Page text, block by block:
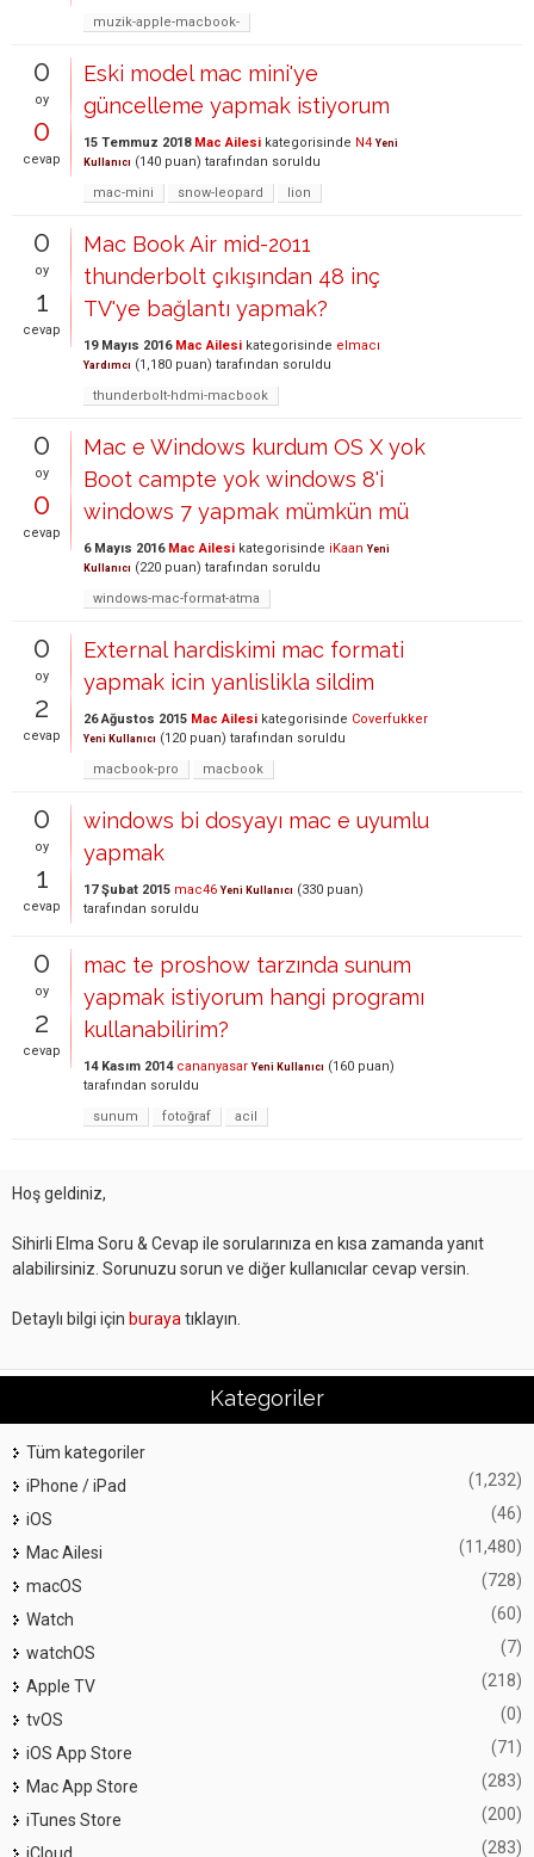
muzik-apple-macbook-
0
oy
0
cevap
Eski model mac mini'ye
güncelleme yapmak istiyorum
15 Temmuz 2018 Mac Ailesi kategorisinde N4 Yeni
Kullanıcı (140 puan) tarafından soruldu
mac-mini
snow-leopard lion
0
oy
1
cevap
Mac Book Air mid-2011
thunderbolt çıkışından 48 inç
TV'ye bağlantı yapmak?
19 Mayıs 2016 Mac Ailesi kategorisinde elmacı
Yardımcı (1,180 puan) tarafından soruldu
thunderbolt-hdmi-macbook
0
oy
0
cevap
Mac e Windows kurdum OS X yok
Boot campte yok windows 8'i
windows 7 yapmak mümkün mü
6 Mayıs 2016 Mac Ailesi kategorisinde iKaan Yeni
Kullanıcı (220 puan) tarafından soruldu
windows-mac-format-atma
0
oy
2
cevap
External hardiskimi mac formati
yapmak icin yanlislikla sildim
26 Ağustos 2015 Mac Ailesi kategorisinde Coverfukker
Yeni Kullanıcı (120 puan) tarafından soruldu
macbook-pro
macbook
0
oy
1
cevap
windows bi dosyayı mac e uyumlu
yapmak
17 Şubat 2015 mac46 Yeni Kullanıcı (330 puan)
tarafından soruldu
0
oy
2
cevap
mac te proshow tarzında sunum
yapmak istiyorum hangi programı
kullanabilirim?
14 Kasım 2014 cananyasar Yeni Kullanıcı (160 puan)
tarafından soruldu
sunum
fotoğraf acil
Hoş geldiniz,
Sihirli Elma Soru & Cevap ile sorularınıza en kısa zamanda yanıt
alabilirsiniz. Sorunuzu sorun ve diğer kullanıcılar cevap versin.
Detaylı bilgi için buraya tıklayın.
Kategoriler
Tüm kategoriler
iPhone / iPad
(1,232)
iOS (46)
Mac Ailesi (11,480)
macOS (728)
Watch (60)
watchOS (7)
Apple TV (218)
tvOS (0)
iOS App Store (71)
Mac App Store (283)
iTunes Store (200)
(283)